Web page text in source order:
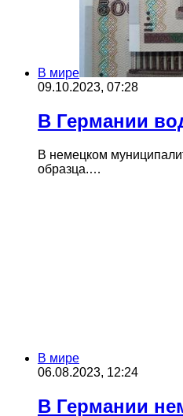
В мире
09.10.2023, 07:28
В Германии
В немецком
образца.…
В мире
06.08.2023, 12:24
В Германии